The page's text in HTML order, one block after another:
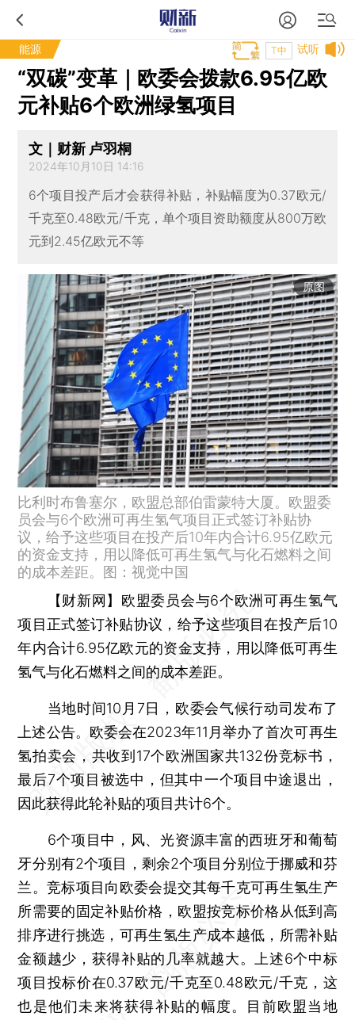
能源 试听
T中
“双碳”变革｜欧委会拨款6.95亿欧
元补贴6个欧洲绿氢项目
文｜财新 卢羽桐
2024年10月10日 14:16
6个项目投产后才会获得补贴，补贴幅度为0.37欧元/
千克至0.48欧元/千克，单个项目资助额度从800万欧
元到2.45亿欧元不等
原图
比利时布鲁塞尔，欧盟总部伯雷蒙特大厦。欧盟委
员会与6个欧洲可再生氢气项目正式签订补贴协
议，给予这些项目在投产后10年内合计6.95亿欧元
的资金支持，用以降低可再生氢气与化石燃料之间
的成本差距。图：视觉中国
【财新网】 欧盟委员会与6个欧洲可再生氢气
项目正式签订补贴协议，给予这些项目在投产后10
年内合计6.95亿欧元的资金支持，用以降低可再生
氢气与化石燃料之间的成本差距。
当地时间10月7日，欧委会气候行动司发布了
上述公告。欧委会在2023年11月举办了首次可再生
氢拍卖会，共收到17个欧洲国家共132份竞标书，
最后7个项目被选中，但其中一个项目中途退出，
因此获得此轮补贴的项目共计6个。
6个项目中，风、光资源丰富的西班牙和葡萄
牙分别有2个项目，剩余2个项目分别位于挪威和芬
兰。竞标项目向欧委会提交其每千克可再生氢生产
所需要的固定补贴价格，欧盟按竞标价格从低到高
排序进行挑选，可再生氢生产成本越低，所需补贴
金额越少，获得补贴的几率就越大。上述6个中标
项目投标价在0.37欧元/千克至0.48欧元/千克，这
也是他们未来将获得补贴的幅度。目前欧盟当地